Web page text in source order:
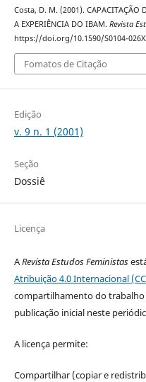
Costa, D. M. (2001). CAPACITAÇÃO
A EXPERIÊNCIA DO IBAM. Revista
https://doi.org/10.1590/S0104-
Fomatos de Citação
Edição
v. 9 n. 1 (2001)
Seção
Dossiê
Licença
ARevista Estudos Feministas
Atribuição 4.0 Internacional (CC
compartilhamento do
publicação inicial neste
A licença permite:
Compartilhar (copiar e